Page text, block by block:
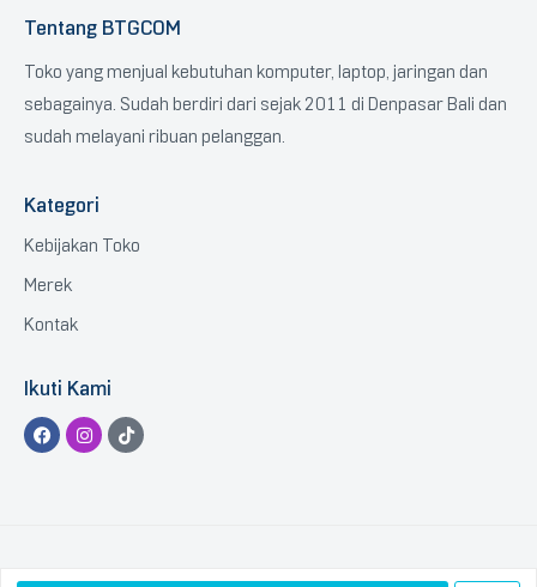
Tentang BTGCOM
Toko yang menjual kebutuhan komputer, laptop, jaringan dan
sebagainya. Sudah berdiri dari sejak 2011 di Denpasar Bali dan
sudah melayani ribuan pelanggan.
Kategori
Kebijakan Toko
Merek
Kontak
Ikuti Kami